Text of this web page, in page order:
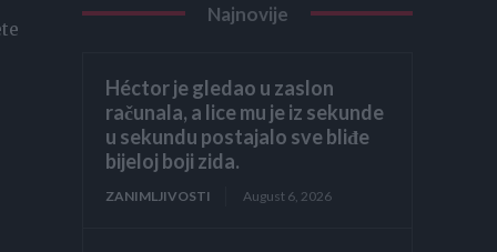
Najnovije
Héctor je gledao u zaslon
računala, a lice mu je iz sekunde
u sekundu postajalo sve bliđe
bijeloj boji zida.
ZANIMLJIVOSTI August 6, 2026